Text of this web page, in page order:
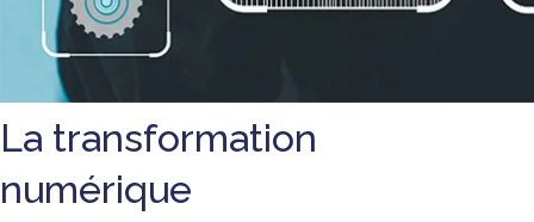
La transformation
numérique